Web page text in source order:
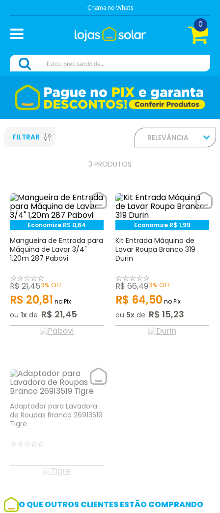
Chama no Whats
0
Estou precisando de...
FILTRAR RELEVÂNCIA
3 PRODUTOS
Economize R$ 0,64
Mangueira de Entrada para
Máquina de Lavar 3/4"
1,20m 287 Pabovi
☆☆☆☆☆
R$21,453% OFF
R$ 20,81 no Pix
ou 1 de R$ 21,45
Economize R$ 1,99
Kit Entrada Máquina de
Lavar Roupa Branco 319
Durin
☆☆☆☆☆
R$66,493% OFF
R$ 64,50 no Pix
ou 5 de R$ 15,23
Adaptador para Lavadora
de Roupas Branco 26913519
Tigre
☆☆☆☆☆
O QUE OUTROS CLIENTES ESTÃO COMPRANDO